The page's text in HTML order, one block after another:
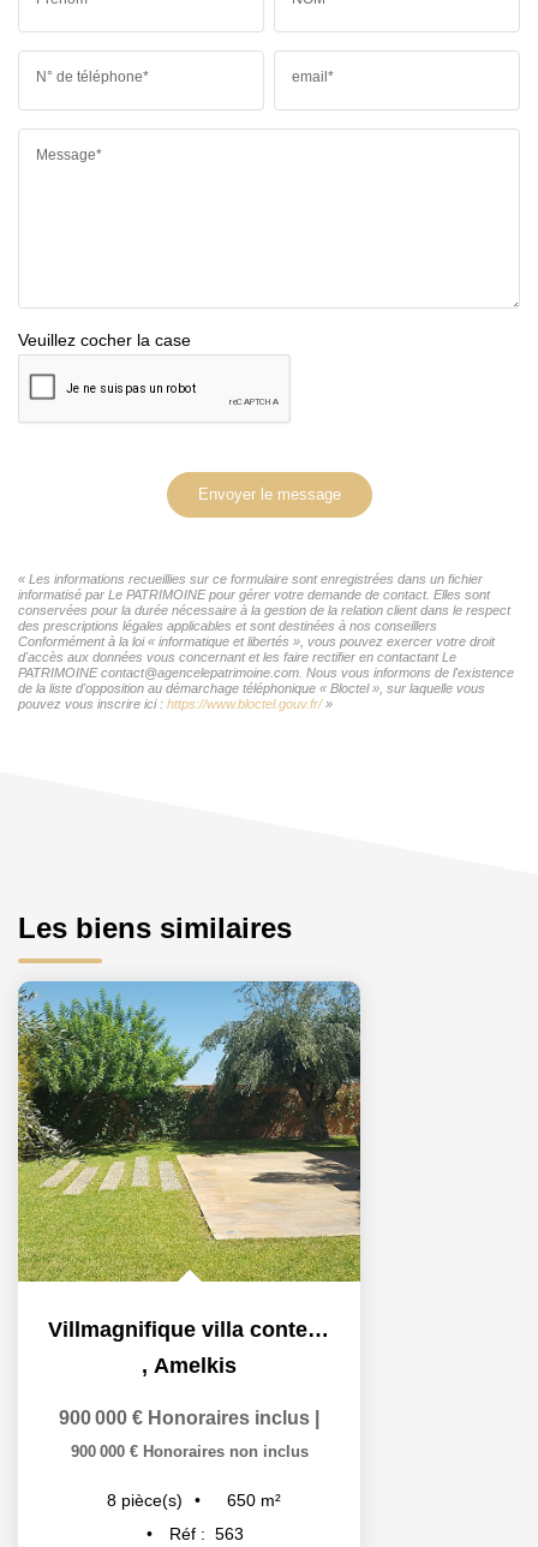
N° de téléphone* email*
Message*
Veuillez cocher la case
Envoyer le message
« Les informations recueillies sur ce formulaire sont enregistrées dans un fichier
informatisé par Le PATRIMOINE pour gérer votre demande de contact. Elles sont
conservées pour la durée nécessaire à la gestion de la relation client dans le respect
des prescriptions légales applicables et sont destinées à nos conseillers
Conformément à la loi « informatique et libertés », vous pouvez exercer votre droit
d'accès aux données vous concernant et les faire rectifier en contactant Le
PATRIMOINE contact@agencelepatrimoine.com. Nous vous informons de l'existence
de la liste d'opposition au démarchage téléphonique « Bloctel », sur laquelle vous
pouvez vous inscrire ici : https://www.bloctel.gouv.fr/»
Les biens similaires
Villmagnifique villa contemporaine sur trois niveaux
, Amelkis
900 000 € Honoraires inclus
900 000 € Honoraires non inclus
8 pièce(s) 650 m²
Réf : 563